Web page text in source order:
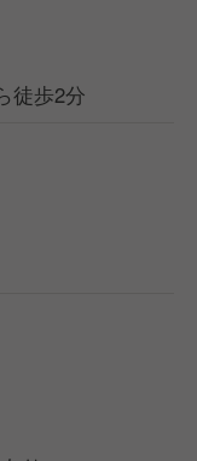
徒歩2分